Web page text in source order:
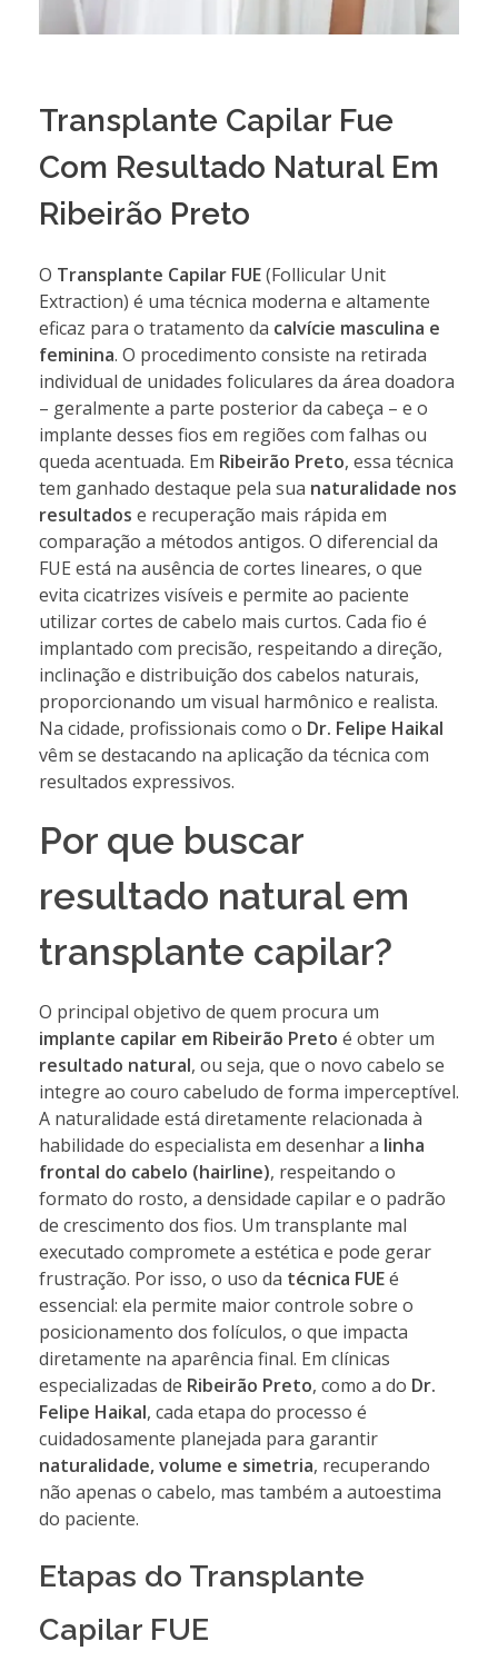
Transplante Capilar Fue
Com Resultado Natural Em
Ribeirão Preto
O Transplante Capilar FUE(Follicular Unit
Extraction) é uma técnica moderna e altamente
eficaz para o tratamento da calvície masculina e
feminina. O procedimento consiste na retirada
individual de unidades foliculares da área doadora
– geralmente a parte posterior da cabeça – e o
implante desses fios em regiões com falhas ou
queda acentuada. Em Ribeirão Preto, essa técnica
tem ganhado destaque pela sua naturalidade nos
resultados e recuperação mais rápida em
comparação a métodos antigos. O diferencial da
FUE está na ausência de cortes lineares, o que
evita cicatrizes visíveis e permite ao paciente
utilizar cortes de cabelo mais curtos. Cada fio é
implantado com precisão, respeitando a direção,
inclinação e distribuição dos cabelos naturais,
proporcionando um visual harmônico e realista.
Na cidade, profissionais como o Dr. Felipe Haikal
vêm se destacando na aplicação da técnica com
resultados expressivos.
Por que buscar
resultado natural em
transplante capilar?
O principal objetivo de quem procura um
implante capilar em Ribeirão Preto é obter um
resultado natural, ou seja, que o novo cabelo se
integre ao couro cabeludo de forma imperceptível.
A naturalidade está diretamente relacionada à
habilidade do especialista em desenhar a linha
frontal do cabelo (hairline), respeitando o
formato do rosto, a densidade capilar e o padrão
de crescimento dos fios. Um transplante mal
executado compromete a estética e pode gerar
frustração. Por isso, o uso da técnica FUEé
essencial: ela permite maior controle sobre o
posicionamento dos folículos, o que impacta
diretamente na aparência final. Em clínicas
especializadas de Ribeirão Preto, como a do Dr.
Felipe Haikal, cada etapa do processo é
cuidadosamente planejada para garantir
naturalidade, volume e simetria, recuperando
não apenas o cabelo, mas também a autoestima
do paciente.
Etapas do Transplante
Capilar FUE